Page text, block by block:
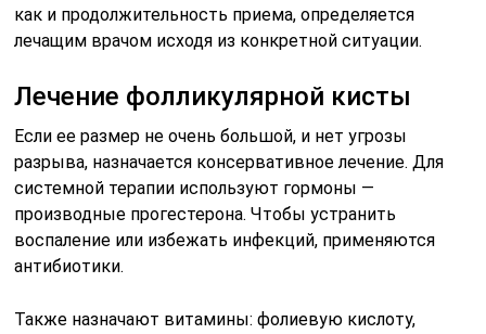
как и продолжительность приема, определяется
лечащим врачом исходя из конкретной ситуации.
Лечение фолликулярной кисты
Если ее размер не очень большой, и нет угрозы
разрыва, назначается консервативное лечение. Для
системной терапии используют гормоны —
производные прогестерона. Чтобы устранить
воспаление или избежать инфекций, применяются
антибиотики.
Также назначают витамины: фолиевую кислоту,